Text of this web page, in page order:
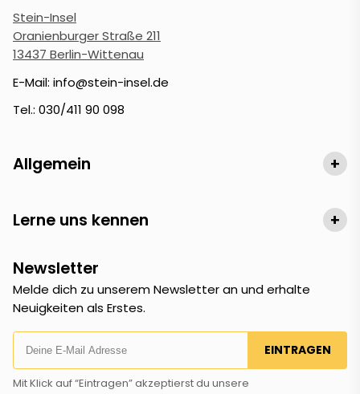
Stein-Insel
Oranienburger Straße 211
13437 Berlin-Wittenau
E-Mail: info@stein-insel.de
Tel.: 030/411 90 098
Allgemein +
Lerne uns kennen +
Newsletter
Melde dich zu unserem Newsletter an und erhalte
Neuigkeiten als Erstes.
EINTRAGEN
Mit Klick auf “Eintragen” akzeptierst du unsere